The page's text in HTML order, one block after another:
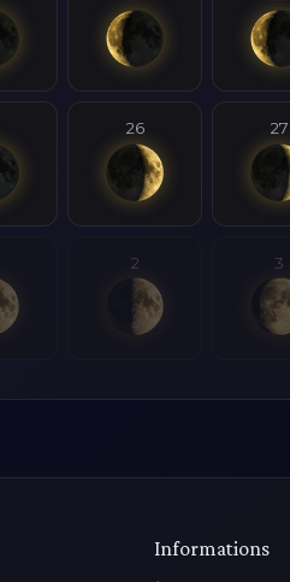
26 27
2 3
Informations